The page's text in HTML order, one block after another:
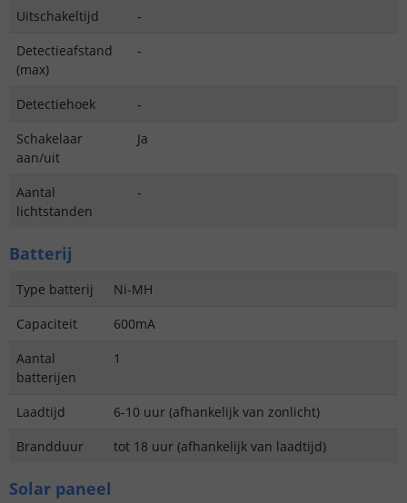
Uitschakeltijd
-
Detectieafstand
(max)
-
Detectiehoek
-
Schakelaar
aan/uit
Ja
Aantal
lichtstanden
-
Batterij
Type batterij
Ni-MH
Capaciteit
600mA
Aantal
batterijen
1
Laadtijd
6-10 uur (afhankelijk van zonlicht)
Brandduur
tot 18 uur (afhankelijk van laadtijd)
Solar paneel